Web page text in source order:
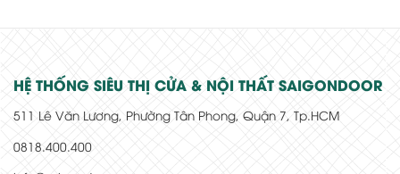
HỆ THỐNG SIÊU THỊ CỬA & NỘI THẤT SAIGONDOOR
511 Lê Văn Lương, Phường Tân Phong, Quận 7, Tp.HCM
0818.400.400